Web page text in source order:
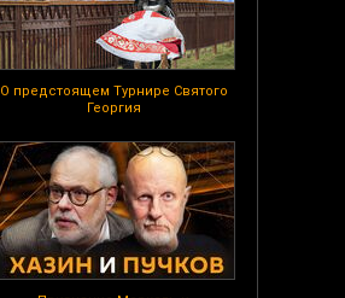
О предстоящем Турнире Святого
Георгия